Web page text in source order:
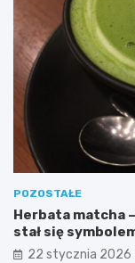
POZOSTAŁE
Herbata matcha
stał się
22 stycznia 2026